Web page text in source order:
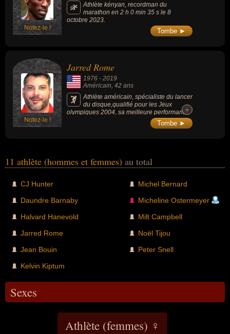
Notez-le !
Athlète kényan, recordman du
marathon en 2 h 0 min 35 s le 8
octobre 2023.
Tombe ►
Notez-le !
Jarred Rome
1976 - 2019
Américain, 42 ans
Athlète américain, spécialiste du lancer
du disque,qualifié pour les Jeux
olympiques 2004, sa meilleure performance
est de 68,76 m (3e performance mondiale en
+
+
Tombe ►
11 athlète (hommes et femmes) au total
CJ Hunter
Daundre Barnaby
Halvard Hanevold
Jarred Rome
Jean Bouin
Kelvin Kiptum
Michel Bernard
Micheline Ostermeyer
Milt Campbell
Noël Tijou
Peter Snell
Sexes
Athlète (femmes) ♀